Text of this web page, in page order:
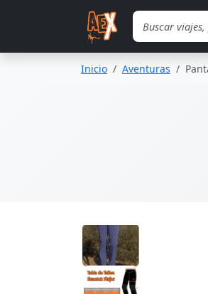
Saltar al contenido principal
Inicio Aventuras